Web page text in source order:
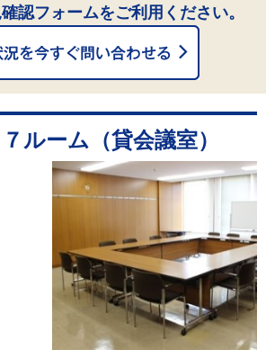
認フォームをご利用ください。
ルーム（貸会議室）